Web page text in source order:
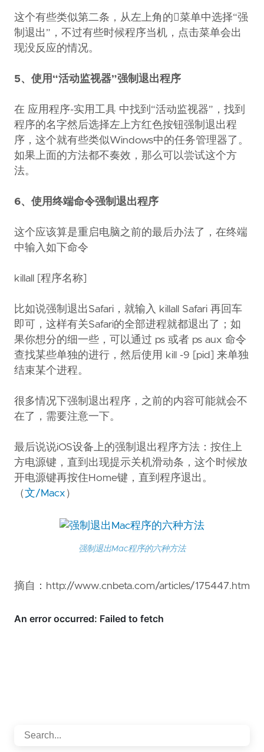
这个有些类似第二条，从左上角的菜单中选择“强
制退出”，不过有些时候程序当机，点击菜单会出
现没反应的情况。
5、使用“活动监视器”强制退出程序
在 应用程序-实用工具 中找到“活动监视器”，找到
程序的名字然后选择左上方红色按钮强制退出程
序，这个就有些类似Windows中的任务管理器了。
如果上面的方法都不奏效，那么可以尝试这个方
法。
6、使用终端命令强制退出程序
这个应该算是重启电脑之前的最后办法了，在终端
中输入如下命令
killall [程序名称]
比如说强制退出Safari，就输入 killall Safari 再回车
即可，这样有关Safari的全部进程就都退出了；如
果你想分的细一些，可以通过 ps 或者 ps aux 命令
查找某些单独的进行，然后使用 kill -9 [pid] 来单独
结束某个进程。
很多情况下强制退出程序，之前的内容可能就会不
在了，需要注意一下。
最后说说iOS设备上的强制退出程序方法：按住上
方电源键，直到出现提示关机滑动条，这个时候放
开电源键再按住Home键，直到程序退出。
（文/Macx ）
强制退出Mac程序的六种方法
摘自：http://www.cnbeta.com/articles/175447.htm